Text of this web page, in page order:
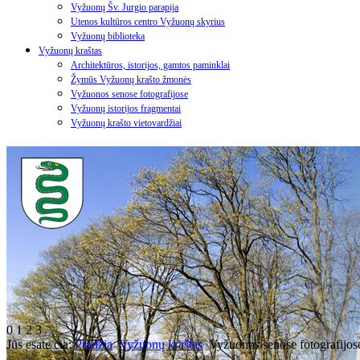
Vyžuonų Šv. Jurgio parapija
Utenos kultūros centro Vyžuonų skyrius
Vyžuonų biblioteka
Vyžuonų kraštas
Architektūros, istorijos, gamtos paminklai
Žymūs Vyžuonų krašto žmonės
Vyžuonos senose fotografijose
Vyžuonų istorijos fragmentai
Vyžuonų krašto vietovardžiai
0123
Jūs esate čia:Pradžia Vyžuonų kraštas Vyžuonos senose